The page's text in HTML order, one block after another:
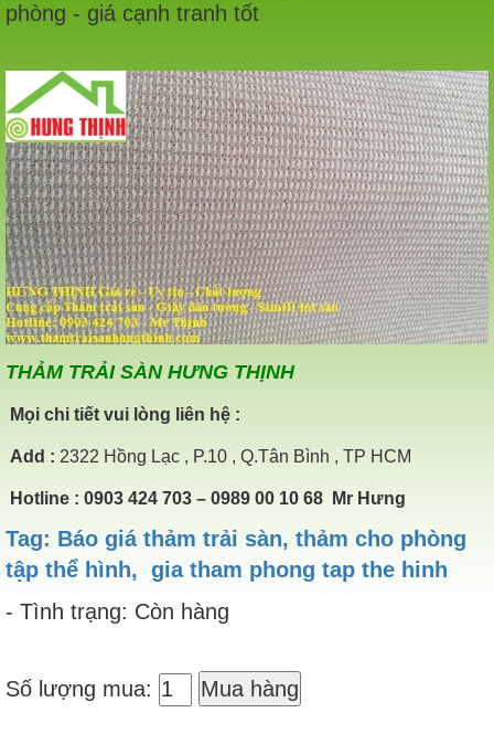
phòng - giá cạnh tranh tốt
THẢM TRẢI SÀN HƯNG THỊNH
Mọi chi tiết vui lòng liên hệ :
Add : 2322 Hồng Lạc , P.10 , Q.Tân Bình , TP HCM
Hotline : 0903 424 703 – 0989 00 10 68 Mr Hưng
Tag: Báo giá thảm trải sàn, thảm cho phòng
tập thể hình, gia tham phong tap the hinh
- Tình trạng: Còn hàng
Số lượng mua: Mua hàng